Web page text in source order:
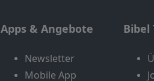
Apps & Angebote
Newsletter
Mobile App
Bibel